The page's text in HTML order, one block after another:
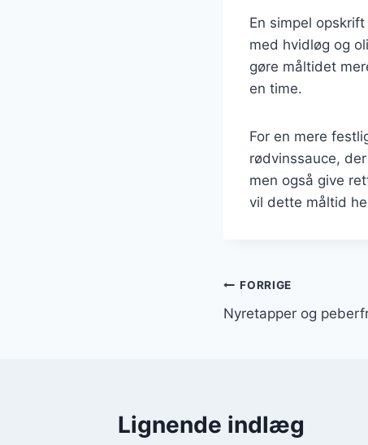
En simpel
med hvidløg og
gøre måltidet
en time.
For en mere
rødvinssauce,
men også give
vil dette måltid
FORRIGE
Nyretapper og
Lignende indlæg